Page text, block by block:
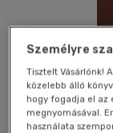
Személyre
Tisztelt Vásárlónk!
közelebb álló
hogy fogadja el az
megnyomásával.
használata